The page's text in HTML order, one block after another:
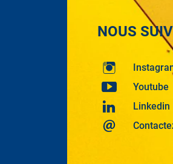
NOUS
Youtube
Linkedin